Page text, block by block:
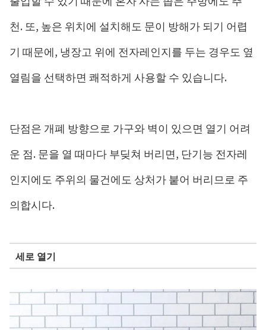
천. 또, 높은 위치에 설치해도 문이 방해가 되기 어렵
기 때문에, 냉장고 위에 전자레인지를 두는 경우도 옆
열림을 선택하면 쾌적하게 사용할 수 있습니다.
단점은 개폐 방향으로 가구와 벽이 있으면 열기 어려
운 점. 문을 열 때마다 부딪쳐 버리면, 단기능 전자레
인지에도 주위의 물건에도 상처가 붙어 버리므로 주
의합시다.
세로 열기